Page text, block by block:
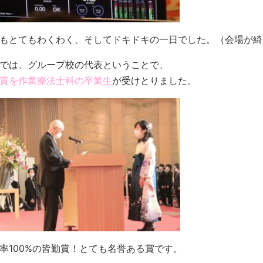
とてもわくわく、そしてドキドキの一日でした。（会場が
は、グループ校の代表ということで、
を作業療法士科の卒業生が受けとりました。
100%の皆勤賞！とても名誉ある賞です。